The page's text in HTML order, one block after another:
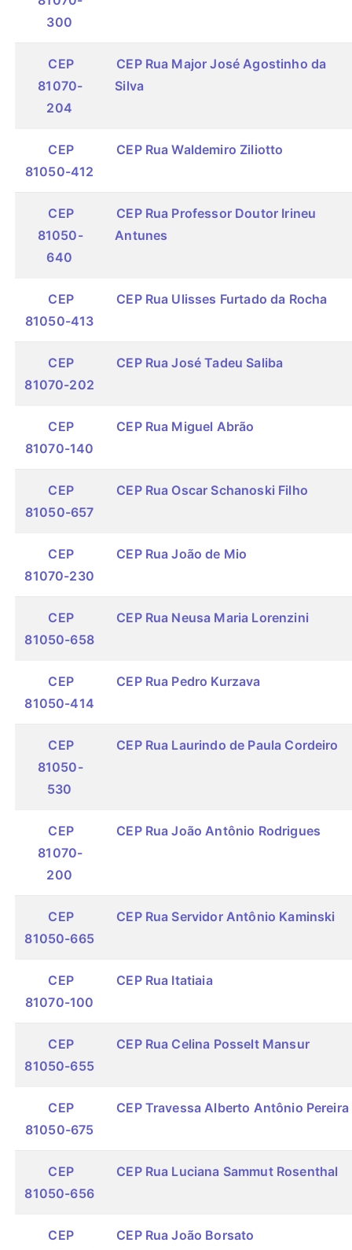
300
CEP
81070-
204
CEP Rua Major José Agostinho da
Silva
CEP
81050-412
CEP Rua Waldemiro Ziliotto
CEP
81050-
640
CEP Rua Professor Doutor Irineu
Antunes
CEP
81050-413
CEP Rua Ulisses Furtado da Rocha
CEP
81070-202
CEP Rua José Tadeu Saliba
CEP
81070-140
CEP Rua Miguel Abrão
CEP
81050-657
CEP Rua Oscar Schanoski Filho
CEP
81070-230
CEP Rua João de Mio
CEP
81050-658
CEP Rua Neusa Maria Lorenzini
CEP
81050-414
CEP Rua Pedro Kurzava
CEP
81050-
530
CEP Rua Laurindo de Paula Cordeiro
CEP
81070-
200
CEP Rua João Antônio Rodrigues
CEP
81050-665
CEP Rua Servidor Antônio Kaminski
CEP
81070-100
CEP Rua Itatiaia
CEP
81050-655
CEP Rua Celina Posselt Mansur
CEP
81050-675
CEP Travessa Alberto Antônio Pereira
CEP
81050-656
CEP Rua Luciana Sammut Rosenthal
CEP
CEP Rua João Borsato